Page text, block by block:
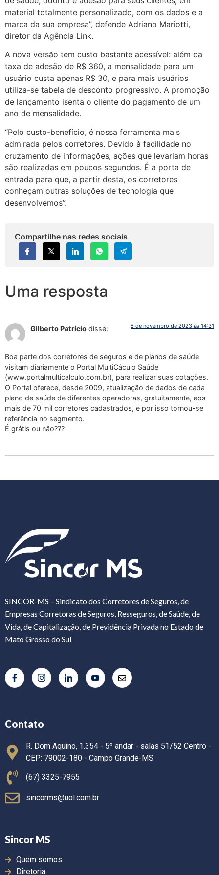
material totalmente personalizado, com os dados e a
marca da sua empresa”, defende Adriano Mariotti,
diretor da Agência Link.
A nova versão tem custo bastante acessível: além da
taxa de adesão de R$ 360, a mensalidade para um
usuário custa apenas R$ 30, e para mais usuários
utiliza-se tabela de desconto progressivo. A promoção
de lançamento isenta o cliente do pagamento de um
ano de mensalidade.
“Pelo custo-benefício, é nossa ferramenta mais
admirada pelos corretores. Devido à facilidade no
cruzamento de informações, ações que levariam horas
são realizadas em poucos segundos. É a porta de
entrada para que, a partir desta, os corretores
conheçam outras soluções de tecnologia que
desenvolvemos”.
Compartilhe nas redes sociais
Uma resposta
Gilberto Patrício disse: 6 de novembro de 2023 às 14:31
Boa parte dos corretores de seguros e de planos de saúde
visitam diariamente o Portal MultiCáculo Saúde
(www.portalmulticalculo.com.br), para realizar suas cotações.
O Portal oferece, desde 2009, atualização de dados de cada
plano de saúde de diferentes operadoras, gratuitamente, aos
mais de 70 mil corretores cadastrados, e por isso tornou-se
referência no segmento.
É grátis ou não???
SINCOR-MS – Sindicato dos Corretores de Seguros, de
Empresas Corretoras de Seguros, Resseguros, de Saúde, de
Vida, de Capitalização, de Previdência Privada no Estado de
Mato Grosso do Sul
Contato
R. Dom Aquino, 1.354 - 5º andar - salas 51/52 Centro -
CEP: 79002-180 - Campo Grande-MS
(67) 3325-7955
sincorms@uol.com.br
Sincor MS
Quem somos
Diretoria